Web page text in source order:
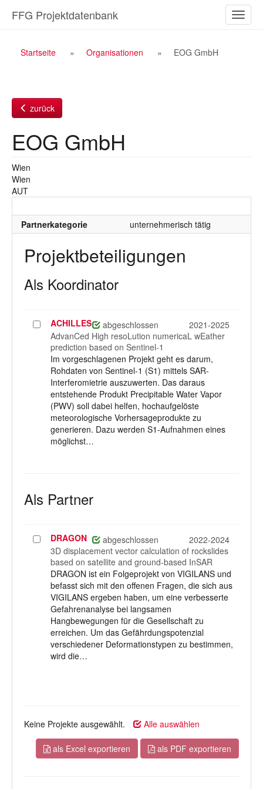
Inhalt
ein-/
FFG Projektdatenbank
Breadcrumb
Startseite Organisationen EOG GmbH
zurück
EOG GmbH
Wien
Wien
AUT
Partnerkategorie unternehmerisch tätig
Projektbeteiligungen
Als Koordinator
Projekt
auswählen
ACHILLES abgeschlossen
2021-2025
AdvanCed High resoLution numericaL wEather
prediction based on Sentinel-1
Im vorgeschlagenen Projekt geht es darum,
Rohdaten von Sentinel-1 (S1) mittels SAR-
Interferomietrie auszuwerten. Das daraus
entstehende Produkt Precipitable Water Vapor
(PWV) soll dabei helfen, hochaufgelöste
meteorologische Vorhersageprodukte zu
generieren. Dazu werden S1-Aufnahmen eines
möglichst…
Als Partner
Projekt
auswählen
DRAGON abgeschlossen
2022-2024
3D displacement vector calculation of rockslides
based on satellite and ground-based InSAR
DRAGON ist ein Folgeprojekt von VIGILANS und
befasst sich mit den offenen Fragen, die sich aus
VIGILANS ergeben haben, um eine verbesserte
Gefahrenanalyse bei langsamen
Hangbewegungen für die Gesellschaft zu
erreichen. Um das Gefährdungspotenzial
verschiedener Deformationstypen zu bestimmen,
wird die…
Keine Projekte ausgewählt. Alle auswählen
als Excel exportieren als PDF exportieren